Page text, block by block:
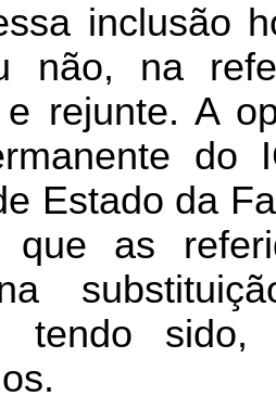
inclusão
não, na
e rejunte. A
do
Estado da
que as
tendo sido
.